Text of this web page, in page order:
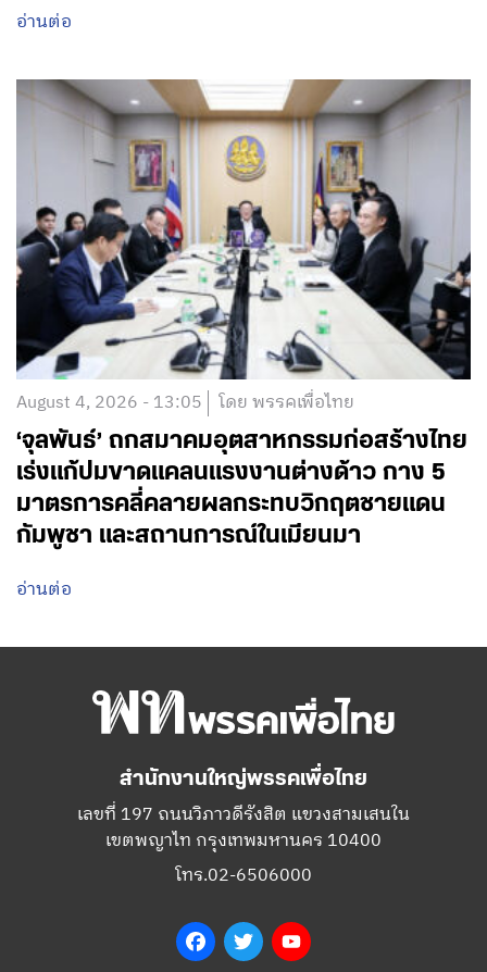
อ่านต่อ
August 4, 2026 - 13:05 โดย พรรคเพื่อไทย
‘จุลพันธ์’ ถกสมาคมอุตสาหกรรมก่อสร้างไทย
เร่งแก้ปมขาดแคลนแรงงานต่างด้าว กาง 5
มาตรการคลี่คลายผลกระทบวิกฤตชายแดน
กัมพูชา และสถานการณ์ในเมียนมา
อ่านต่อ
สำนักงานใหญ่พรรคเพื่อไทย
เลขที่ 197 ถนนวิภาวดีรังสิต แขวงสามเสนใน
เขตพญาไท กรุงเทพมหานคร 10400
โทร.02-6506000
FacebookTwitter